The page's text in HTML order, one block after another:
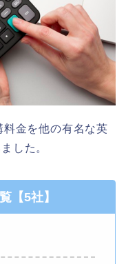
金を他の有名な英
した。
【5社】